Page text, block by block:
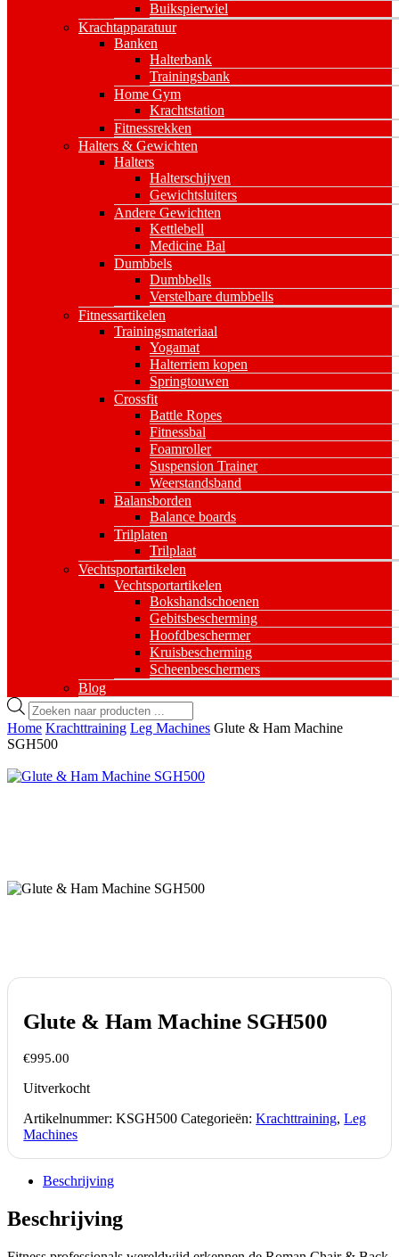
Buikspierwiel
Krachtapparatuur
Banken
Halterbank
Trainingsbank
Home Gym
Krachtstation
Fitnessrekken
Halters & Gewichten
Halters
Halterschijven
Gewichtsluiters
Andere Gewichten
Kettlebell
Medicine Bal
Dumbbels
Dumbbells
Verstelbare dumbbells
Fitnessartikelen
Trainingsmateriaal
Yogamat
Halterriem kopen
Springtouwen
Crossfit
Battle Ropes
Fitnessbal
Foamroller
Suspension Trainer
Weerstandsband
Balansborden
Balance boards
Trilplaten
Trilplaat
Vechtsportartikelen
Vechtsportartikelen
Bokshandschoenen
Gebitsbescherming
Hoofdbeschermer
Kruisbescherming
Scheenbeschermers
Blog
Producten
zoeken
Home Krachttraining Leg Machines Glute & Ham Machine
SGH500
Glute & Ham Machine SGH500
€995.00
Uitverkocht
Artikelnummer:KSGH500 Categorieën:Krachttraining,Leg
Machines
Beschrijving
Beschrijving